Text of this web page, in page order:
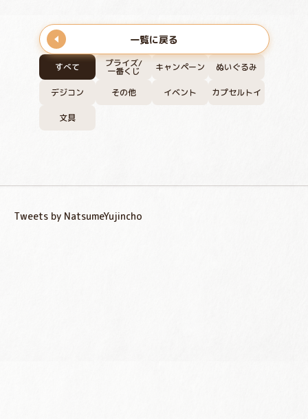
すべて プライズ/
一番くじ キャンペーン ぬいぐるみ
デジコン その他 イベント カプセルトイ
文具
一覧に戻る
Tweets by NatsumeYujincho